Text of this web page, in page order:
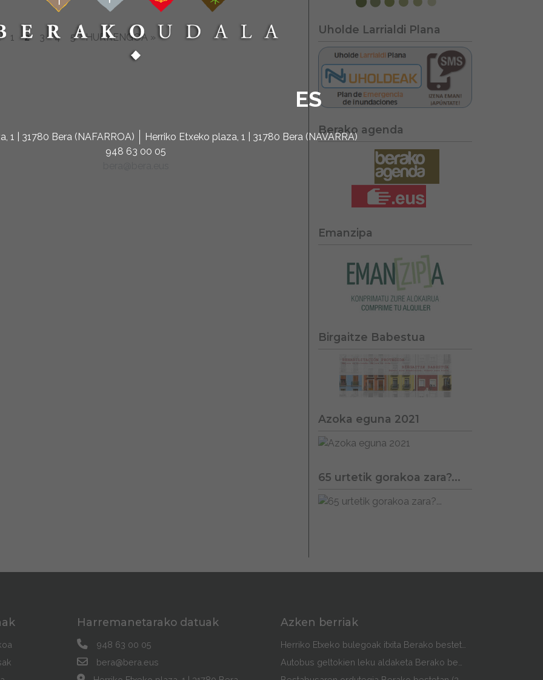
ES
1 | 31780 Bera (NAFARROA)
Herriko Etxeko plaza, 1 | 31780 Bera (NAVARRA)
948 63 00 05
1 2 3 4 5 HURRENGOA »
Uholde Larrialdi Plana
Berako agenda
Emanzipa
Birgaitze Babestua
Azoka eguna 2021
65 urtetik gorakoa zara?...
Harremanetarako datuak
948 63 00 05
bera@bera.eus
Azken berriak